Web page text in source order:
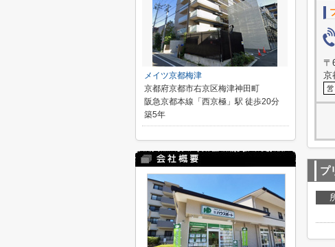
〒
京
プ
メイツ京都梅津
京都府京都市右京区梅津神田町
阪急京都本線「西京極」駅 徒歩20分
築5年